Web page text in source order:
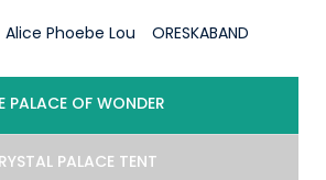
Alice Phoebe Lou ORESKABAND
PALACE OF WONDER
PALACE TENT